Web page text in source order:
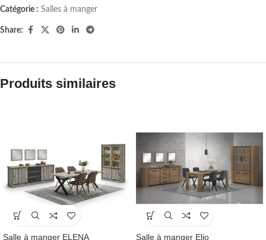
Catégorie : Salles à manger
Share:
Produits similaires
Salle à manger ELENA Salle à manger Elio